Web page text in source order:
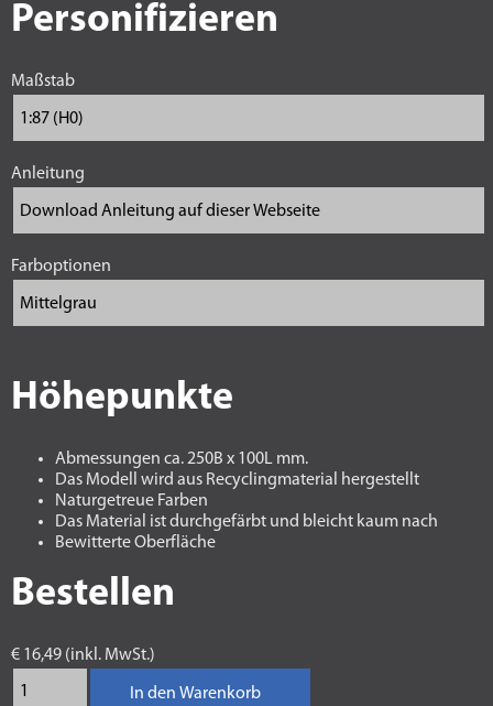
Personifizieren
Maßstab
Anleitung
Farboptionen
Höhepunkte
Abmessungen ca. 250B x 100L mm.
Das Modell wird aus Recyclingmaterial hergestellt
Naturgetreue Farben
Das Material ist durchgefärbt und bleicht kaum nach
Bewitterte Oberfläche
Bestellen
€ 16,49 (inkl. MwSt.)
In den Warenkorb